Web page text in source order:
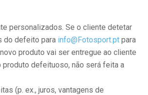
personalizados. Se o cliente detetar
do defeito para info@Fotosport.pt para
produto vai ser entregue ao cliente
defeituoso, não será feita a
(p. ex., juros, vantagens de